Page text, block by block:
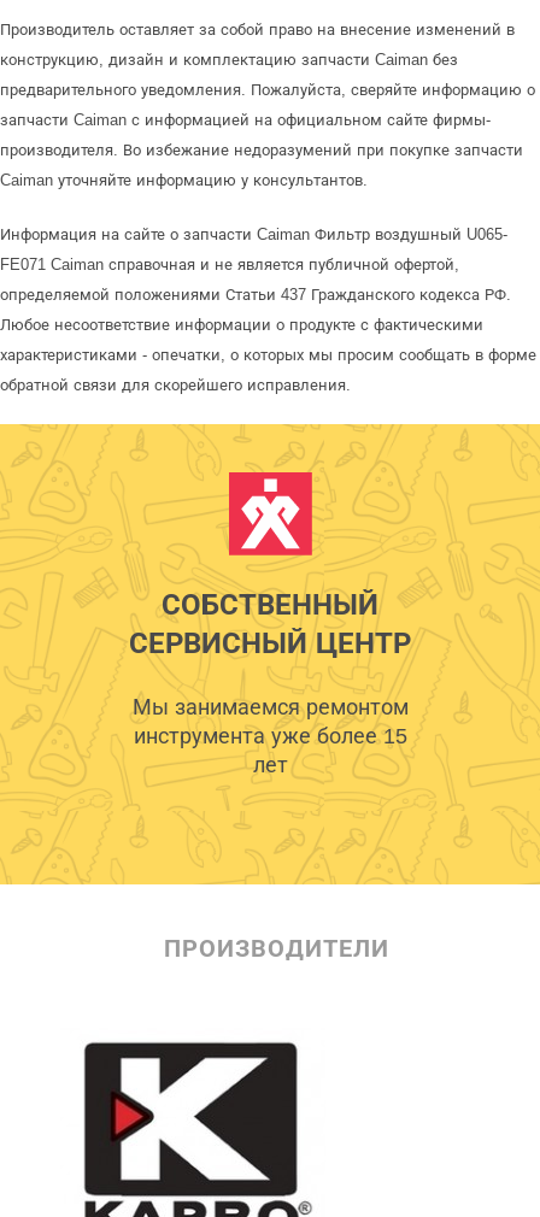
Производитель оставляет за собой право на внесение изменений в
конструкцию, дизайн и комплектацию запчасти Caiman без
предварительного уведомления. Пожалуйста, сверяйте информацию о
запчасти Caiman с информацией на официальном сайте фирмы-
производителя. Во избежание недоразумений при покупке запчасти
Caiman уточняйте информацию у консультантов.
Информация на сайте о запчасти Caiman Фильтр воздушный U065-
FE071 Caiman справочная и не является публичной офертой,
определяемой положениями Статьи 437 Гражданского кодекса РФ.
Любое несоответствие информации о продукте с фактическими
характеристиками - опечатки, о которых мы просим сообщать в форме
обратной связи для скорейшего исправления.
СОБСТВЕННЫЙ
СЕРВИСНЫЙ ЦЕНТР
Мы занимаемся ремонтом
инструмента уже более 15
лет
ПРОИЗВОДИТЕЛИ